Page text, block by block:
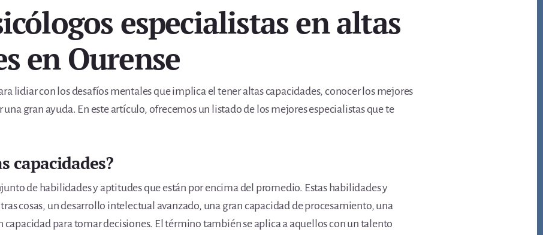
especialistas en altas
en Ourense
lidiar con los desafíos mentales que implica el tener altas capacidades, conocer los mejores
una gran ayuda. En este artículo, ofrecemos un listado de los mejores especialistas que te
capacidades?
de habilidades y aptitudes que están por encima del promedio. Estas habilidades y
cosas, un desarrollo intelectual avanzado, una gran capacidad de procesamiento, una
para tomar decisiones. El término también se aplica a aquellos con un talento